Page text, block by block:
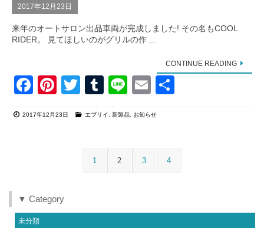
2017年12月23日
来年のオートサロン出品車両が完成しました! その名もCOOL
RIDER。 見てほしいのがグリルの作 …
CONTINUE READING
F
c
o
k
Pi
er
T
tt
T
m
Li
e
E
ail
2017年12月23日 エブリイ ,新製品 お知らせ
1 2 3 4
▼ Category
未分類